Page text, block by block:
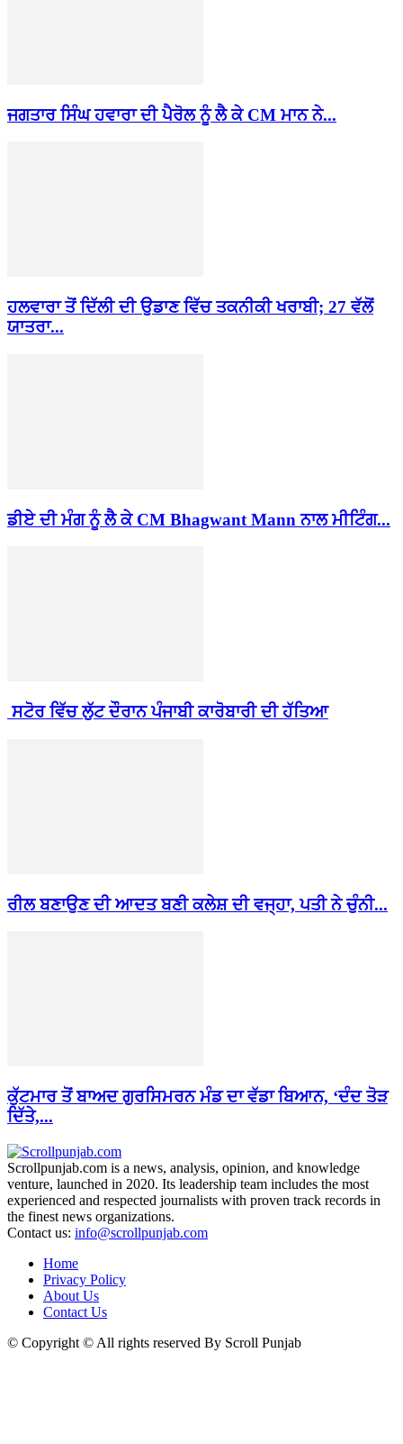
ਜਗਤਾਰ ਸਿੰਘ ਹਵਾਰਾ ਦੀ ਪੈਰੋਲ ਨੂੰ ਲੈ ਕੇ CM ਮਾਨ ਨੇ...
ਹਲਵਾਰਾ ਤੋਂ ਦਿੱਲੀ ਦੀ ਉਡਾਣ ਵਿੱਚ ਤਕਨੀਕੀ ਖਰਾਬੀ; 27 ਵੱਲੋਂ
ਯਾਤਰਾ...
ਡੀਏ ਦੀ ਮੰਗ ਨੂੰ ਲੈ ਕੇ CM Bhagwant Mann ਨਾਲ ਮੀਟਿੰਗ...
ਸਟੋਰ ਵਿੱਚ ਲੁੱਟ ਦੌਰਾਨ ਪੰਜਾਬੀ ਕਾਰੋਬਾਰੀ ਦੀ ਹੱਤਿਆ
ਰੀਲ ਬਣਾਉਣ ਦੀ ਆਦਤ ਬਣੀ ਕਲੇਸ਼ ਦੀ ਵਜ੍ਹਾ, ਪਤੀ ਨੇ ਚੁੰਨੀ...
ਕੁੱਟਮਾਰ ਤੋਂ ਬਾਅਦ ਗੁਰਸਿਮਰਨ ਮੰਡ ਦਾ ਵੱਡਾ ਬਿਆਨ, ‘ਦੰਦ ਤੋੜ
ਦਿੱਤੇ,...
Scrollpunjab.com is a news, analysis, opinion, and knowledge
venture, launched in 2020. Its leadership team includes the most
experienced and respected journalists with proven track records in
the finest news organizations.
Contact us: info@scrollpunjab.com
Home
Privacy Policy
About Us
Contact Us
© Copyright © All rights reserved By Scroll Punjab